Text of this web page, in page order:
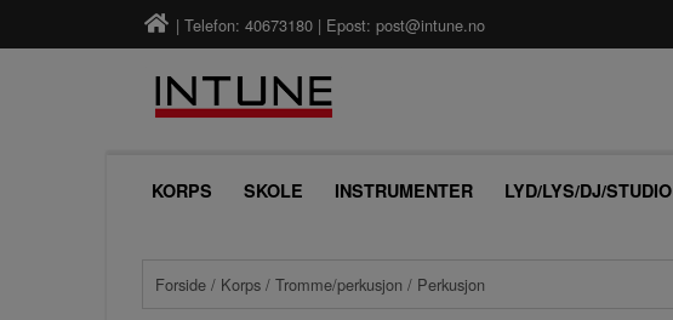
| Telefon: 40673180 | Epost: post@intune.no
KORPS SKOLE INSTRUMENTER LYD/LYS/DJ/STUDIO
Forside / Korps / Tromme/perkusjon / Perkusjon